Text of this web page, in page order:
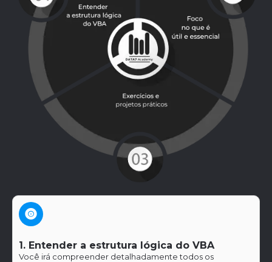
1. Entender a estrutura lógica do VBA
Você irá compreender detalhadamente todos os